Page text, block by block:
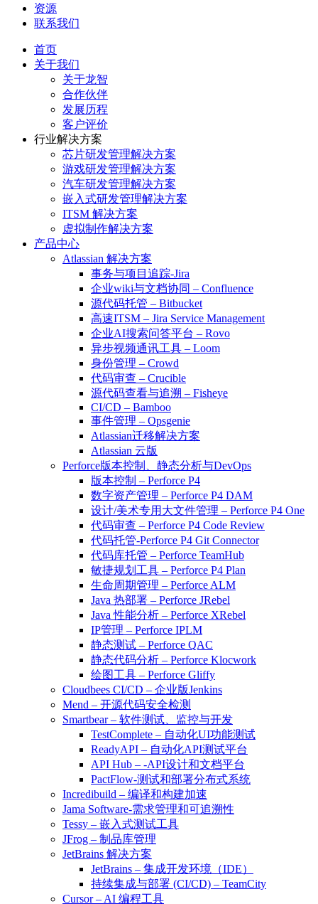
资源
联系我们
首页
关于我们
关于龙智
合作伙伴
发展历程
客户评价
行业解决方案
芯片研发管理解决方案
游戏研发管理解决方案
汽车研发管理解决方案
嵌入式研发管理解决方案
ITSM 解决方案
虚拟制作解决方案
产品中心
Atlassian 解决方案
事务与项目追踪-Jira
企业wiki与文档协同 – Confluence
源代码托管 – Bitbucket
高速ITSM – Jira Service Management
企业AI搜索问答平台 – Rovo
异步视频通讯工具 – Loom
身份管理 – Crowd
代码审查 – Crucible
源代码查看与追溯 – Fisheye
CI/CD – Bamboo
事件管理 – Opsgenie
Atlassian迁移解决方案
Atlassian 云版
Perforce版本控制、静态分析与DevOps
版本控制 – Perforce P4
数字资产管理 – Perforce P4 DAM
设计/美术专用大文件管理 – Perforce P4 One
代码审查 – Perforce P4 Code Review
代码托管-Perforce P4 Git Connector
代码库托管 – Perforce TeamHub
敏捷规划工具 – Perforce P4 Plan
生命周期管理 – Perforce ALM
Java 热部署 – Perforce JRebel
Java 性能分析 – Perforce XRebel
IP管理 – Perforce IPLM
静态测试 – Perforce QAC
静态代码分析 – Perforce Klocwork
绘图工具 – Perforce Gliffy
Cloudbees CI/CD – 企业版Jenkins
Mend – 开源代码安全检测
Smartbear – 软件测试、监控与开发
TestComplete – 自动化UI功能测试
ReadyAPI – 自动化API测试平台
API Hub – -API设计和文档平台
PactFlow-测试和部署分布式系统
Incredibuild – 编译和构建加速
Jama Software-需求管理和可追溯性
Tessy – 嵌入式测试工具
JFrog – 制品库管理
JetBrains 解决方案
JetBrains – 集成开发环境（IDE）
持续集成与部署 (CI/CD) – TeamCity
Cursor – AI 编程工具